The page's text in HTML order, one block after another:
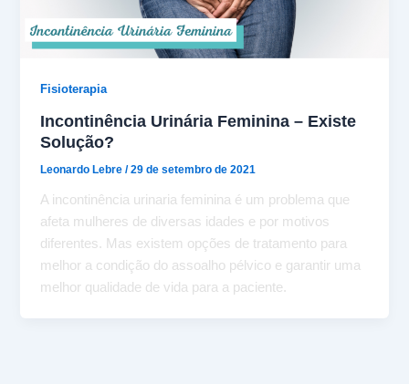
Fisioterapia
Incontinência Urinária Feminina – Existe
Solução?
Leonardo Lebre/29 de setembro de 2021
A incontinência urinaria feminina é um problema que
afeta mulheres de diversas idades e por motivos
diferentes. Mas existem opções de tratamento para
melhor a condição do assoalho pélvico e garantir uma
melhor qualidade de vida para a paciente.